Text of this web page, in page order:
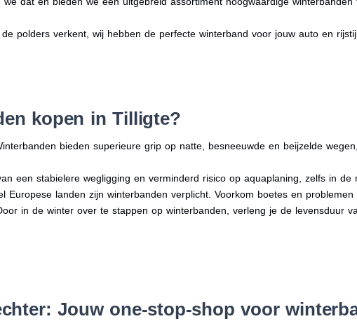
polders verkent, wij hebben de perfecte winterband voor jouw auto en
kopen in Tilligte?
bieden superieure grip op natte, besneeuwde en beijzelde
een stabielere wegligging en verminderd risico op aquaplaning, zelfs in de
Europese landen zijn winterbanden verplicht. Voorkom boetes en problemen
in de winter over te stappen op winterbanden, verleng je de levensduur
Jouw one-stop-shop voor